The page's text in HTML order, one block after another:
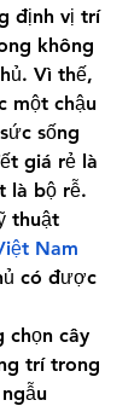
định vị trí
không
Vì thế,
một chậu
sống
giá rẻ là
là bộ rễ.
thuật
Nam
có được
cây
trí trong